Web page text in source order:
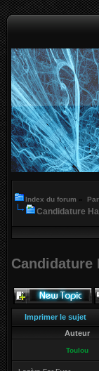
Index du forum »
Candidature
Candidature
Imprimer le sujet
Auteur
Toulou